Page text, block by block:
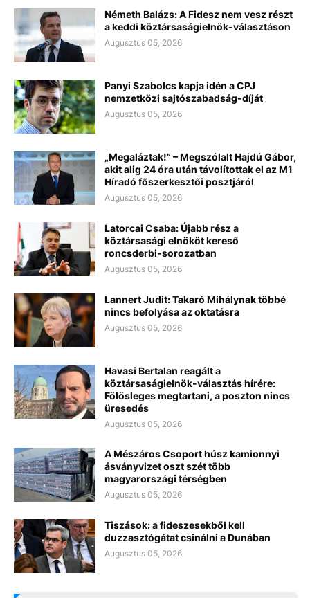
Németh Balázs: A Fidesz nem vesz részt
a keddi köztársaságielnök-választáson
Augusztus 05, 2026
Panyi Szabolcs kapja idén a CPJ
nemzetközi sajtószabadság-díját
Augusztus 05, 2026
„Megaláztak!” – Megszólalt Hajdú Gábor,
akit alig 24 óra után távolítottak el az M1
Híradó főszerkesztői posztjáról
Augusztus 05, 2026
Latorcai Csaba: Újabb rész a
köztársasági elnököt kereső
roncsderbi-sorozatban
Augusztus 05, 2026
Lannert Judit: Takaró Mihálynak többé
nincs befolyása az oktatásra
Augusztus 05, 2026
Havasi Bertalan reagált a
köztársaságielnök-választás hírére:
Fölösleges megtartani, a poszton nincs
üresedés
Augusztus 05, 2026
A Mészáros Csoport húsz kamionnyi
ásványvizet oszt szét több
magyarországi térségben
Augusztus 05, 2026
Tiszások: a fideszesekből kell
duzzasztógátat csinálni a Dunában
Augusztus 05, 2026